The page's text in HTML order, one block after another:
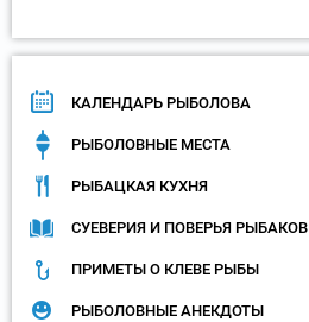
КАЛЕНДАРЬ РЫБОЛОВА
РЫБОЛОВНЫЕ МЕСТА
РЫБАЦКАЯ КУХНЯ
СУЕВЕРИЯ И ПОВЕРЬЯ РЫБАКОВ
ПРИМЕТЫ О КЛЕВЕ РЫБЫ
РЫБОЛОВНЫЕ АНЕКДОТЫ